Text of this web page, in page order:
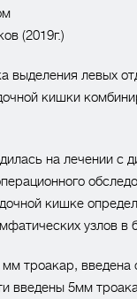
(2019г.)
выделения левых
кишки
на лечении с
кишке
узлов
троакар,
введены 5мм